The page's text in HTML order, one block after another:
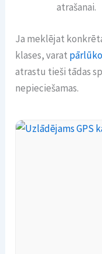
atrašanai.
Ja meklējat
klases, varat
atrastu tieši tādas
nepieciešamas.